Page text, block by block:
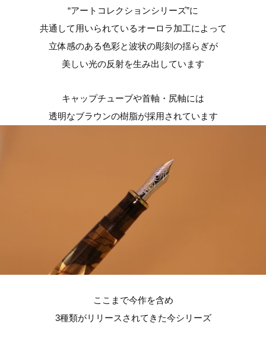
“アートコレクションシリーズ”に
共通して用いられているオーロラ加工によって
立体感のある色彩と波状の彫刻の揺らぎが
美しい光の反射を生み出しています
キャップチューブや首軸・尻軸には
透明なブラウンの樹脂が採用されています
ここまで今作を含め
3種類がリリースされてきた今シリーズ